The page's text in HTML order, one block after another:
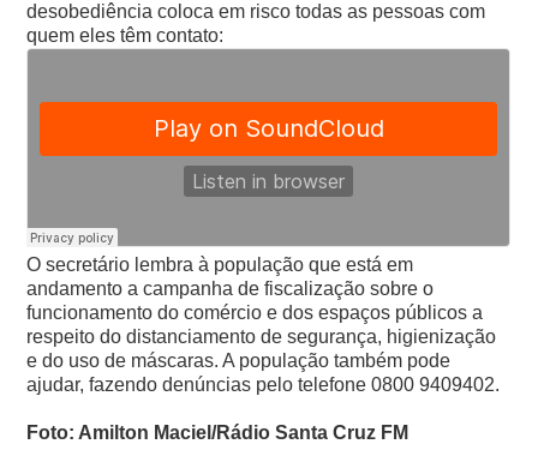
desobediência coloca em risco todas as pessoas com
quem eles têm contato:
O secretário lembra à população que está em
andamento a campanha de fiscalização sobre o
funcionamento do comércio e dos espaços públicos a
respeito do distanciamento de segurança, higienização
e do uso de máscaras. A população também pode
ajudar, fazendo denúncias pelo telefone 0800 9409402.
Foto: Amilton Maciel/Rádio Santa Cruz FM